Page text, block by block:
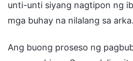
unti-unti siyang nagtipon ng
mga buhay na nilalang sa arka.
Ang buong proseso ng